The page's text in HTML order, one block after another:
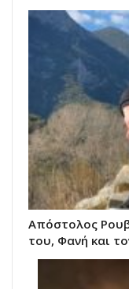
Απόστολος
του, Φανή και